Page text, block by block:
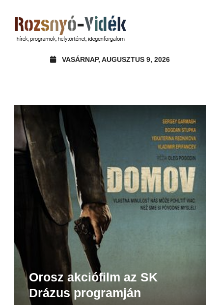
VASÁRNAP, AUGUSZTUS 9, 2026
Orosz akciófilm az SK
Drázus programján